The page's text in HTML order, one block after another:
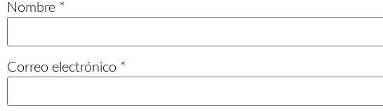
Nombre *
Correo electrónico *